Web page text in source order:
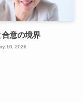
合意の境界
10, 2026